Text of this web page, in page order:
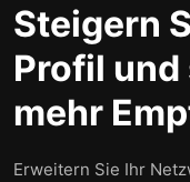
Steigern
Profil und
mehr
Erweitern Sie Ihr